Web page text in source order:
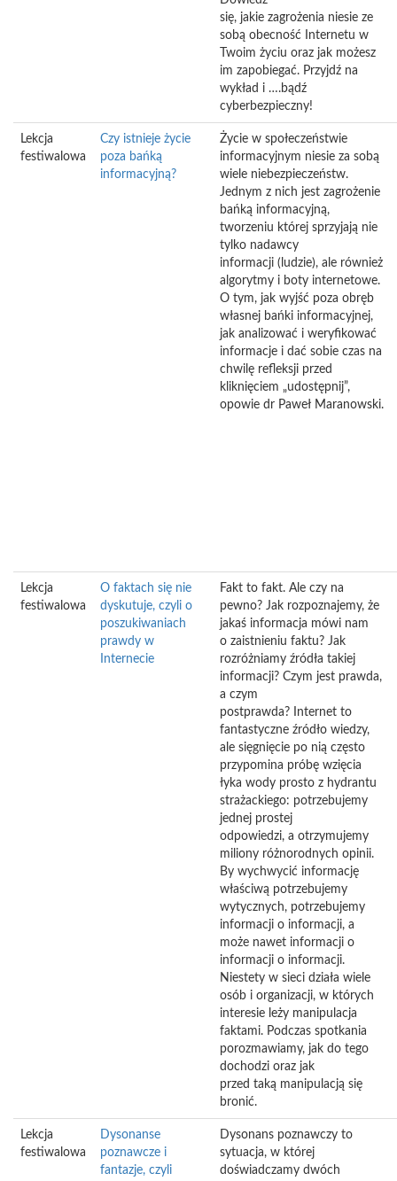
się, jakie zagrożenia niesie ze
sobą obecność Internetu w
Twoim życiu oraz jak możesz
im zapobiegać. Przyjdź na
wykład i ….bądź
cyberbezpieczny!
Lekcja
festiwalowa
Czy istnieje życie
poza bańką
informacyjną?
Życie w społeczeństwie
informacyjnym niesie za sobą
wiele niebezpieczeństw.
Jednym z nich jest zagrożenie
bańką informacyjną,
tworzeniu której sprzyjają nie
tylko nadawcy
informacji (ludzie), ale również
algorytmy i boty internetowe.
O tym, jak wyjść poza obręb
własnej bańki informacyjnej,
jak analizować i weryfikować
informacje i dać sobie czas na
chwilę refleksji przed
kliknięciem „udostępnij”,
opowie dr Paweł Maranowski.
Lekcja
festiwalowa
O faktach się nie
dyskutuje, czyli o
poszukiwaniach
prawdy w
Internecie
Fakt to fakt. Ale czy na
pewno? Jak rozpoznajemy, że
jakaś informacja mówi nam
o zaistnieniu faktu? Jak
rozróżniamy źródła takiej
informacji? Czym jest prawda,
a czym
postprawda? Internet to
fantastyczne źródło wiedzy,
ale sięgnięcie po nią często
przypomina próbę wzięcia
łyka wody prosto z hydrantu
strażackiego: potrzebujemy
jednej prostej
odpowiedzi, a otrzymujemy
miliony różnorodnych opinii.
By wychwycić informację
właściwą potrzebujemy
wytycznych, potrzebujemy
informacji o informacji, a
może nawet informacji o
informacji o informacji.
Niestety w sieci działa wiele
osób i organizacji, w których
interesie leży manipulacja
faktami. Podczas spotkania
porozmawiamy, jak do tego
dochodzi oraz jak
przed taką manipulacją się
bronić.
Lekcja
festiwalowa
Dysonanse
poznawcze i
fantazje, czyli
Dysonans poznawczy to
sytuacja, w której
doświadczamy dwóch